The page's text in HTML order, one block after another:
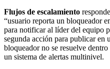
Flujos de escalamiento
“usuario reporta un bloqueador
para notificar al líder del equipo
segunda acción para publicar en
bloqueador no se resuelve
un sistema de alertas multinivel.